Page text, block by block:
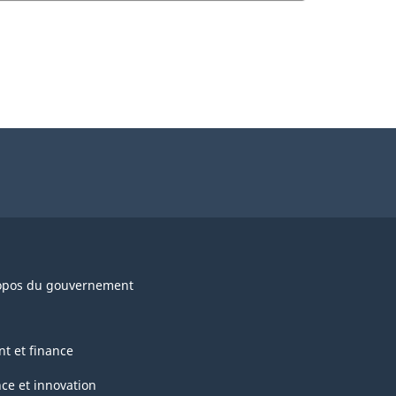
du gouvernement
et finance
et innovation